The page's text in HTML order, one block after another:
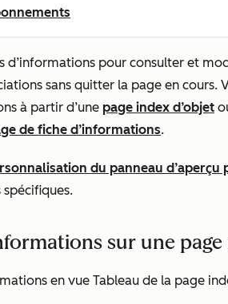
d’informations pour consulter et
sans quitter la page en cours.
à partir d’une page index d’objet
de fiche d’informations.
du panneau d’aperçu
sur une
en vue Tableau de la page